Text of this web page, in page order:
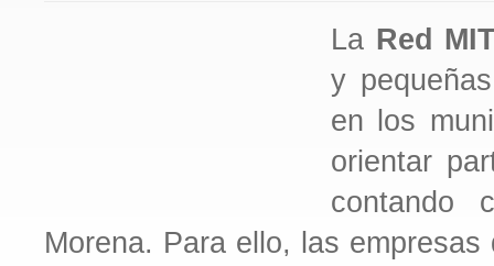
La Red
y
en los
orientar
contando
Morena. Para ello, las